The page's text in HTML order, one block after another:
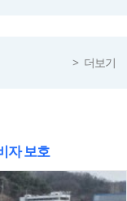
관람 행사 성료
더보기
자 보호